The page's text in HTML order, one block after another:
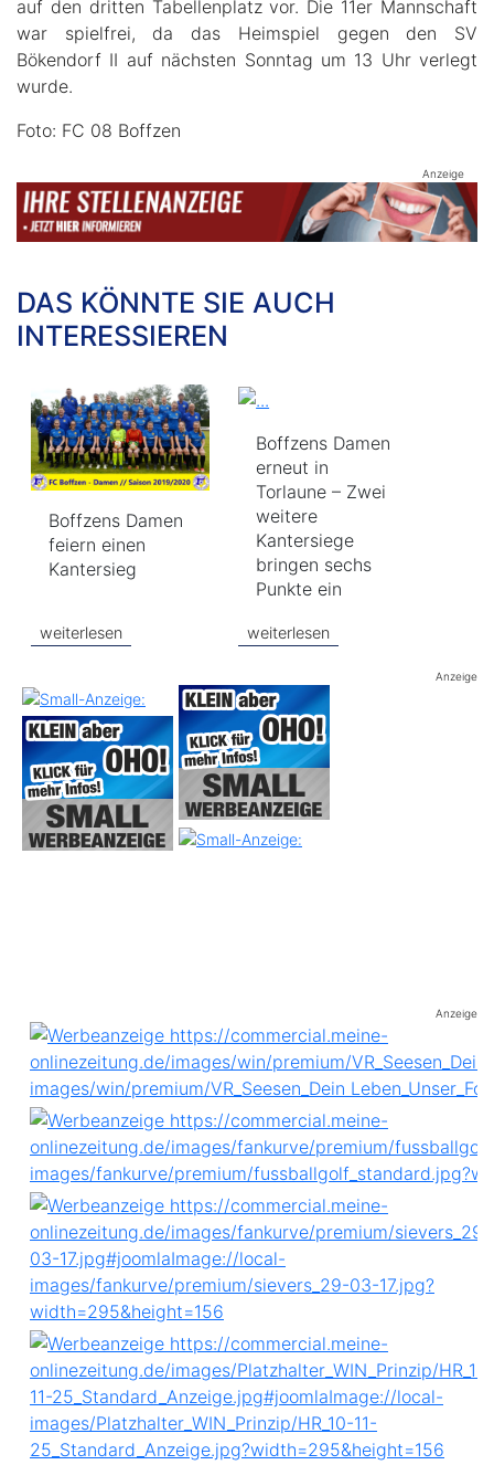
auf den dritten Tabellenplatz vor. Die 11er Mannschaft
war spielfrei, da das Heimspiel gegen den SV
Bökendorf II auf nächsten Sonntag um 13 Uhr verlegt
wurde.
Foto: FC 08 Boffzen
Anzeige
DAS KÖNNTE SIE AUCH
INTERESSIEREN
Boffzens Damen
feiern einen
Kantersieg
weiterlesen
Boffzens Damen
erneut in
Torlaune – Zwei
weitere
Kantersiege
bringen sechs
Punkte ein
weiterlesen
Anzeige
Anzeige